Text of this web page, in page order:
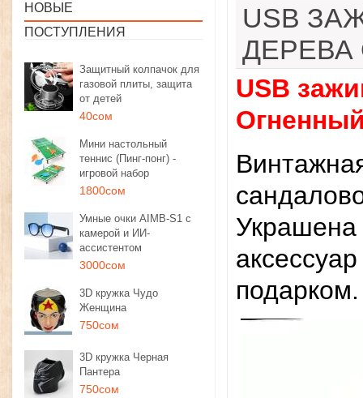
НОВЫЕ
ПОСТУПЛЕНИЯ
Защитный колпачок для
газовой плиты, защита
от детей
40сом
Мини настольный
теннис (Пинг-понг) -
игровой набор
1800сом
Умные очки AIMB-S1 с
камерой и ИИ-
ассистентом
3000сом
3D кружка Чудо
Женщина
750сом
3D кружка Черная
Пантера
750сом
USB
USB
Украшена
подарком.